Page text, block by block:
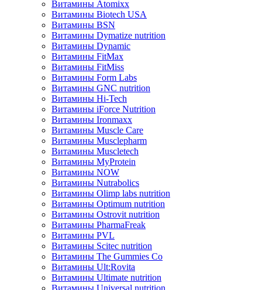
Витамины Atomixx
Витамины Biotech USA
Витамины BSN
Витамины Dymatize nutrition
Витамины Dynamic
Витамины FitMax
Витамины FitMiss
Витамины Form Labs
Витамины GNC nutrition
Витамины Hi-Tech
Витамины iForce Nutrition
Витамины Ironmaxx
Витамины Muscle Care
Витамины Musclepharm
Витамины Muscletech
Витамины MyProtein
Витамины NOW
Витамины Nutrabolics
Витамины Olimp labs nutrition
Витамины Optimum nutrition
Витамины Ostrovit nutrition
Витамины PharmaFreak
Витамины PVL
Витамины Scitec nutrition
Витамины The Gummies Co
Витамины Ult:Rovita
Витамины Ultimate nutrition
Витамины Universal nutrition